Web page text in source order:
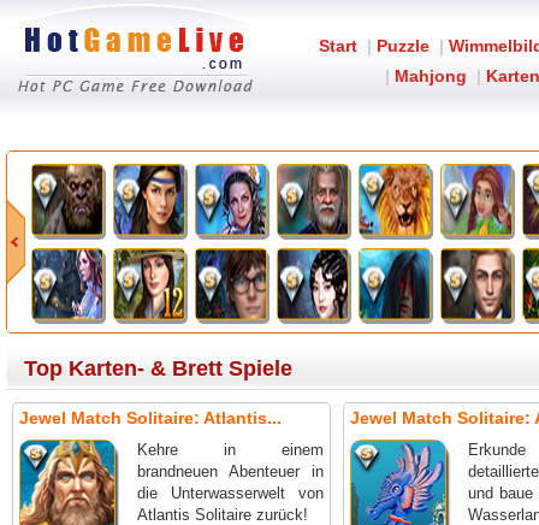
Start | Puzzle |
| Mahjong |
Top Karten- & Brett Spiele
Jewel Match Solitaire: Atlantis...
Kehre in einem
brandneuen Abenteuer in
die Unterwasserwelt von
Atlantis Solitaire zurück!
Jewel Match Solitaire:
und baue